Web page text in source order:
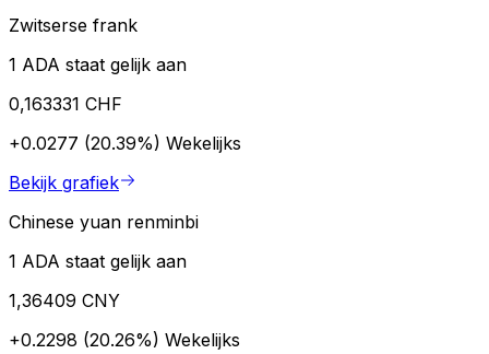
Zwitserse frank
1 ADA staat gelijk aan
0,163331 CHF
+0.0277 (20.39%) Wekelijks
Bekijk grafiek
Chinese yuan renminbi
1 ADA staat gelijk aan
1,36409 CNY
+0.2298 (20.26%) Wekelijks